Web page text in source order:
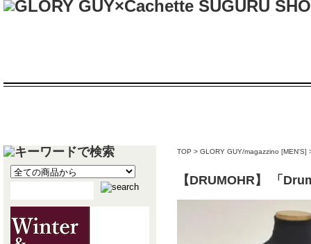
TOP > GLORY GUY/magazzino [MEN'S]
【DRUMOHR】 「